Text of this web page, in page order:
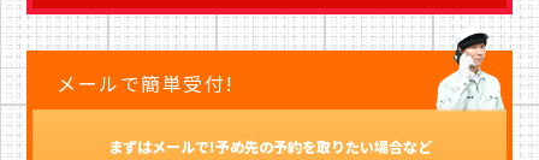
メールで簡単受付!
まずはメールで!予め先の予約を取りたい場合など